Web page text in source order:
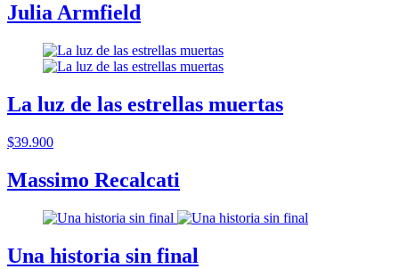
Julia Armfield
La luz de las estrellas muertas
$39.900
Massimo Recalcati
Una historia sin final